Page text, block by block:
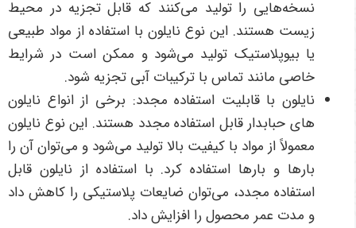
نسخه‌هایی را تولید می‌کنند که قابل تجزیه در محیط
زیست هستند. این نوع نایلون با استفاده از مواد طبیعی
یا بیوپلاستیک تولید می‌شود و ممکن است در شرایط
خاصی مانند تماس با ترکیبات آبی تجزیه شود.
نایلون با قابلیت استفاده مجدد: برخی از انواع نایلون
های حبابدار قابل استفاده مجدد هستند. این نوع نایلون
معمولاً از مواد با کیفیت بالا تولید می‌شود و می‌توان آن را
بارها و بارها استفاده کرد. با استفاده از نایلون قابل
استفاده مجدد، می‌توان ضایعات پلاستیکی را کاهش داد
و مدت عمر محصول را افزایش داد.